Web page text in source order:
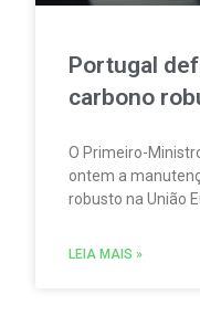
Portugal
carbono
O Primeiro-
ontem a
robusto na União
política climática
LEIA MAIS »